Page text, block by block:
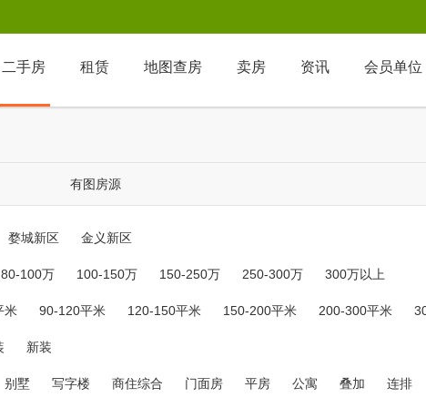
二手房 租赁 地图查房 卖房 资讯 会员单位
有图房源
婺城新区 金义新区
80-100万 100-150万 150-250万 250-300万 300万以上
米 90-120平米 120-150平米 150-200平米 200-300平米
新装
别墅 写字楼 商住综合 门面房 平房 公寓 叠加 连排